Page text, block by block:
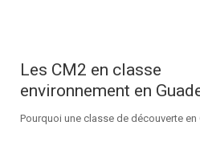
Les CM2 en classe
environnement en
Pourquoi une classe de découverte en